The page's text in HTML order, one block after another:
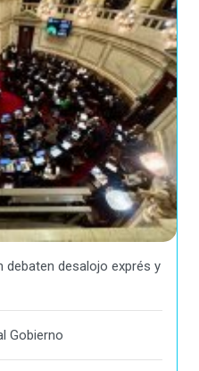
debaten desalojo exprés y
Gobierno